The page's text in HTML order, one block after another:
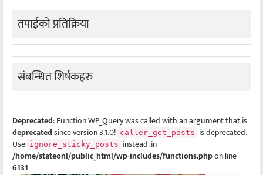
तपाईको प्रतिक्रिया
संबन्धित शिर्षकहरु
Deprecated: Function WP_Query was called with an argument that is
deprecatedsince version 3.1.0! caller_get_posts is deprecated.
Use ignore_sticky_posts instead. in
/home/stateonl/public_html/wp-includes/functions.phpon line
6131